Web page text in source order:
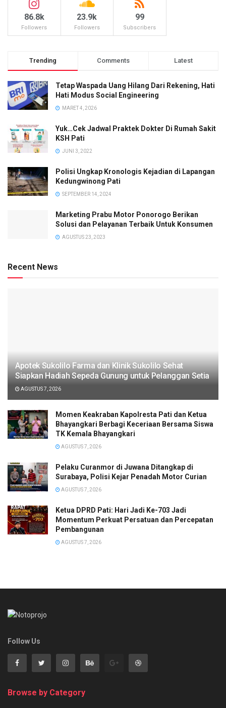
86.8k
Followers
23.9k
Followers
99
Subscribers
Trending Comments Latest
Tetap Waspada Uang Hilang Dari Rekening, Hati
Hati Modus Social Engineering
MARET 4, 2026
Yuk…Cek Jadwal Praktek Dokter Di Rumah Sakit
KSH Pati
JUNI 3, 2022
Polisi Ungkap Kronologis Kejadian di Lapangan
Kedungwinong Pati
SEPTEMBER 14, 2024
Marketing Prabu Motor Ponorogo Berikan
Solusi dan Pelayanan Terbaik Untuk Konsumen
AGUSTUS 23, 2023
Recent News
Apotek Sukolilo Farma dan Klinik Sukolilo Sehat
Siapkan Hadiah Sepeda Gunung untuk Pelanggan Setia
AGUSTUS 7, 2026
Momen Keakraban Kapolresta Pati dan Ketua
Bhayangkari Berbagi Keceriaan Bersama Siswa
TK Kemala Bhayangkari
AGUSTUS 7, 2026
Pelaku Curanmor di Juwana Ditangkap di
Surabaya, Polisi Kejar Penadah Motor Curian
AGUSTUS 7, 2026
Ketua DPRD Pati: Hari Jadi Ke-703 Jadi
Momentum Perkuat Persatuan dan Percepatan
Pembangunan
AGUSTUS 7, 2026
Follow Us
Browse by Category